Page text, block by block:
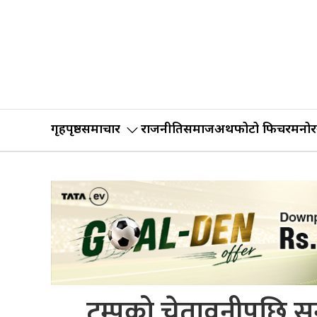
गृहपृष्ठसमाचार राजनीतिसमाजअर्थफोटो फिचर